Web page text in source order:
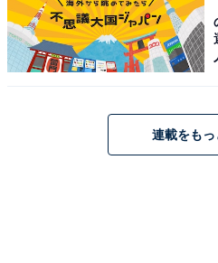
ちなみに、芸人の河本準一さ
映画に出てくる定食屋の店員
というフレーズが有名になり
うなこと」であり、架空のセ
連載をもっ